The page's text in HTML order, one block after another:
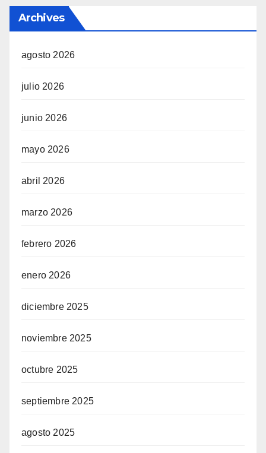
Archives
agosto 2026
julio 2026
junio 2026
mayo 2026
abril 2026
marzo 2026
febrero 2026
enero 2026
diciembre 2025
noviembre 2025
octubre 2025
septiembre 2025
agosto 2025